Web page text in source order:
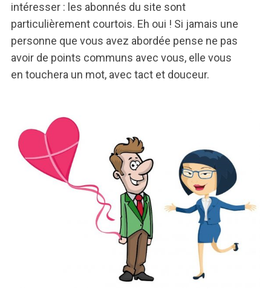
intéresser : les abonnés du site sont
particulièrement courtois. Eh oui ! Si jamais une
personne que vous avez abordée pense ne pas
avoir de points communs avec vous, elle vous
en touchera un mot, avec tact et douceur.